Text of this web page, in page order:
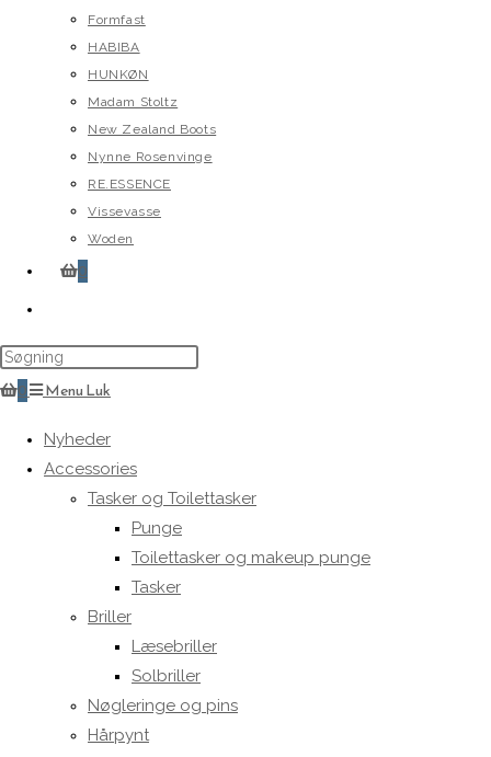
Formfast
HABIBA
HUNKØN
Madam Stoltz
New Zealand Boots
Nynne Rosenvinge
RE.ESSENCE
Vissevasse
Woden
0
website
search
0 MenuLuk
Nyheder
Accessories
Tasker og Toilettasker
Punge
Toilettasker og makeup punge
Tasker
Briller
Læsebriller
Solbriller
Nøgleringe og pins
Hårpynt